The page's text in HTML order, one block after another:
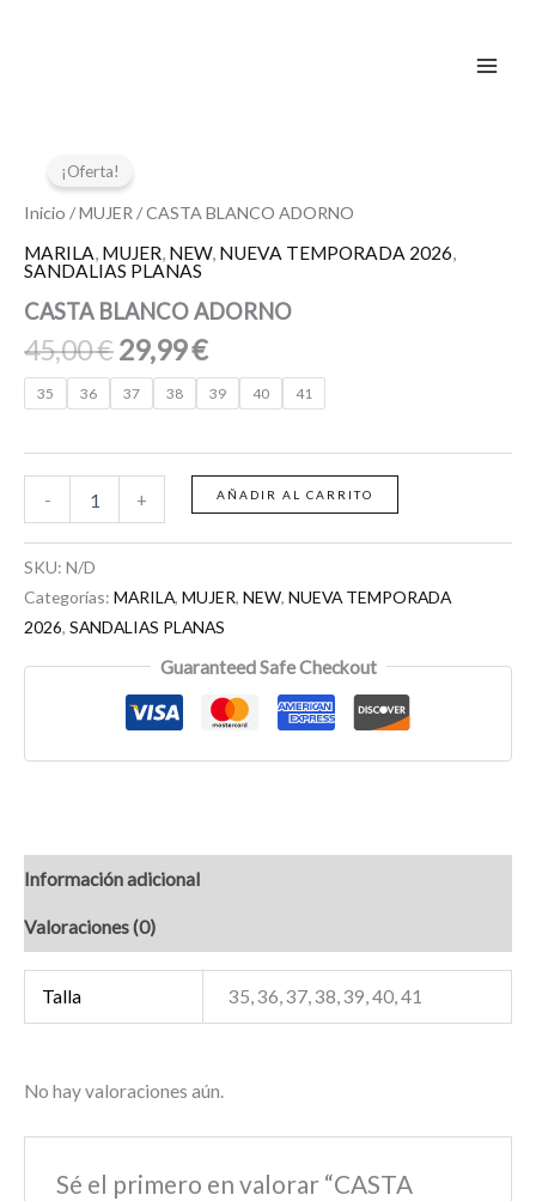
¡Oferta!
Inicio /MUJER / CASTA BLANCO ADORNO
MARILA, MUJER, NEW, NUEVA TEMPORADA 2026,
SANDALIAS PLANAS
CASTA BLANCO ADORNO
45,00€
original
45,00 €.
29,99€
actual
29,99 €.
35 36 37 38 39 40 41
-
BLANCO
ADORNO
cantidad
+ AÑADIR AL CARRITO
SKU: N/D
Categorías: MARILA, MUJER, NEW, NUEVA TEMPORADA
2026, SANDALIAS PLANAS
Guaranteed Safe Checkout
Información adicional
Valoraciones (0)
Talla 35, 36, 37, 38, 39, 40, 41
No hay valoraciones aún.
Sé el primero en valorar “CASTA